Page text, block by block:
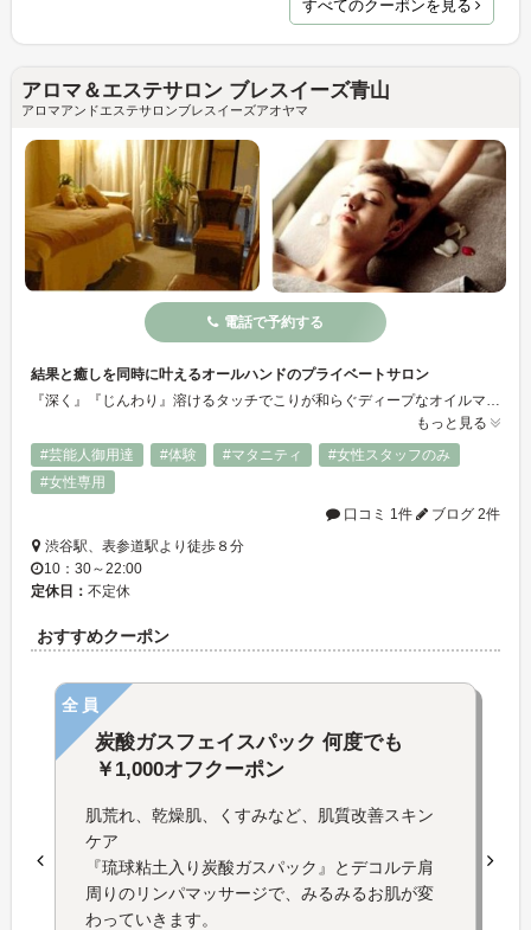
すべてのクーポンを見る
アロマ＆エステサロン ブレスイーズ青山
アロマアンドエステサロンブレスイーズアオヤマ
電話で予約する
結果と癒しを同時に叶えるオールハンドのプライベートサロン
『深く』『じんわり』溶けるタッチでこりが和らぐディープなオイルマッサージ。すっきりとお顔の印象が変わるリフトアップフェイシャル。即効効果にとどまらず、人に備わる回復力・キレイになる力を引き出してゆきます。
もっと見る
#芸能人御用達
#体験 #マタニティ
#女性スタッフのみ
#女性専用
口コミ 1件
ブログ 2件
渋谷駅、表参道駅より徒歩８分
10：30～22:00
定休日： 不定休
おすすめクーポン
全員
炭酸ガスフェイスパック 何度でも
￥1,000オフクーポン
肌荒れ、乾燥肌、くすみなど、肌質改善スキン
ケア
『琉球粘土入り炭酸ガスパック』とデコルテ肩
周りのリンパマッサージで、みるみるお肌が変
わっていきます。